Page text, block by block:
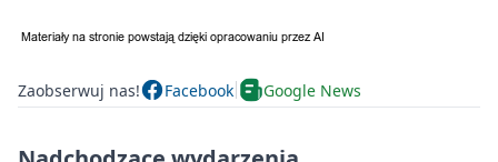
Zaobserwuj nas! Facebook Google News